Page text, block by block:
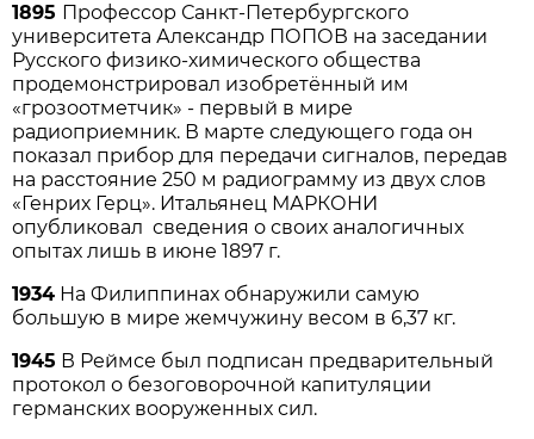
1895 Профессор Санкт-Петербургского
университета Александр ПОПОВ на заседании
Русского физико-химического общества
продемонстрировал изобретённый им
«грозоотметчик» - первый в мире
радиоприемник. В марте следующего года он
показал прибор для передачи сигналов, передав
на расстояние 250 м радиограмму из двух слов
«Генрих Герц». Итальянец МАРКОНИ
опубликовал сведения о своих аналогичных
опытах лишь в июне 1897 г.
1934 На Филиппинах обнаружили самую
большую в мире жемчужину весом в 6,37 кг.
1945 В Реймсе был подписан предварительный
протокол о безоговорочной капитуляции
германских вооруженных сил.